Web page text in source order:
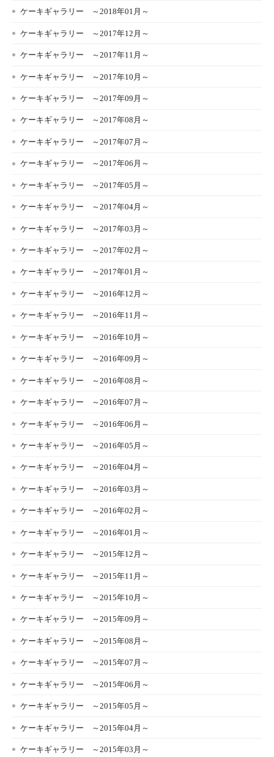
ケーキギャラリー ～2018年01月～
ケーキギャラリー ～2017年12月～
ケーキギャラリー ～2017年11月～
ケーキギャラリー ～2017年10月～
ケーキギャラリー ～2017年09月～
ケーキギャラリー ～2017年08月～
ケーキギャラリー ～2017年07月～
ケーキギャラリー ～2017年06月～
ケーキギャラリー ～2017年05月～
ケーキギャラリー ～2017年04月～
ケーキギャラリー ～2017年03月～
ケーキギャラリー ～2017年02月～
ケーキギャラリー ～2017年01月～
ケーキギャラリー ～2016年12月～
ケーキギャラリー ～2016年11月～
ケーキギャラリー ～2016年10月～
ケーキギャラリー ～2016年09月～
ケーキギャラリー ～2016年08月～
ケーキギャラリー ～2016年07月～
ケーキギャラリー ～2016年06月～
ケーキギャラリー ～2016年05月～
ケーキギャラリー ～2016年04月～
ケーキギャラリー ～2016年03月～
ケーキギャラリー ～2016年02月～
ケーキギャラリー ～2016年01月～
ケーキギャラリー ～2015年12月～
ケーキギャラリー ～2015年11月～
ケーキギャラリー ～2015年10月～
ケーキギャラリー ～2015年09月～
ケーキギャラリー ～2015年08月～
ケーキギャラリー ～2015年07月～
ケーキギャラリー ～2015年06月～
ケーキギャラリー ～2015年05月～
ケーキギャラリー ～2015年04月～
ケーキギャラリー ～2015年03月～